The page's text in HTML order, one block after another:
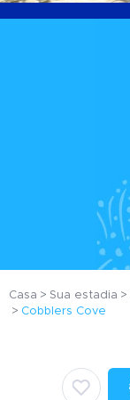
Casa Sua estadia
Cobblers Cove